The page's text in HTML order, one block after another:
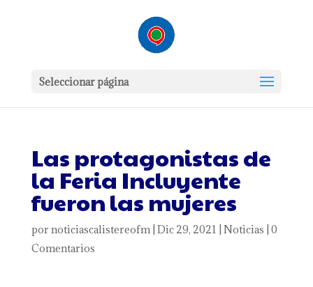
Seleccionar página
Las protagonistas de
la Feria Incluyente
fueron las mujeres
por noticiascalistereofm| Dic 29, 2021 Noticias 0
Comentarios